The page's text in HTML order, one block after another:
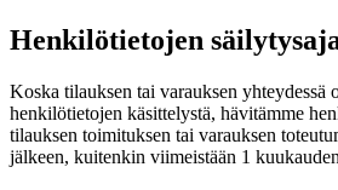
Henkilötietojen
Koska tilauksen tai varauksen yhteydessä
henkilötietojen käsittelystä, hävitämme
tilauksen toimituksen tai varauksen
jälkeen, kuitenkin viimeistään 1